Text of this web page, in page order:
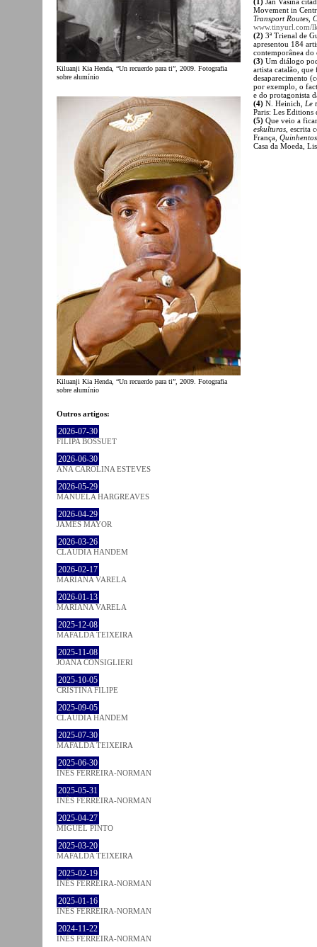
Kiluanji Kia Henda, “Un recuerdo para ti”, 2009. Fotografia
sobre alumínio
Kiluanji Kia Henda, “Un recuerdo para ti”, 2009. Fotografia
sobre alumínio
Outros artigos:
2026-07-30
FILIPA BOSSUET
2026-06-30
ANA CAROLINA ESTEVES
2026-05-29
MANUELA HARGREAVES
2026-04-29
JAMES MAYOR
2026-03-26
CLÁUDIA HANDEM
2026-02-17
MARIANA VARELA
2026-01-13
MARIANA VARELA
2025-12-08
MAFALDA TEIXEIRA
2025-11-08
JOANA CONSIGLIERI
2025-10-05
CRISTINA FILIPE
2025-09-05
CLÁUDIA HANDEM
2025-07-30
MAFALDA TEIXEIRA
2025-06-30
INÊS FERREIRA-NORMAN
2025-05-31
INÊS FERREIRA-NORMAN
2025-04-27
MIGUEL PINTO
2025-03-20
MAFALDA TEIXEIRA
2025-02-19
INÊS FERREIRA-NORMAN
2025-01-16
INÊS FERREIRA-NORMAN
2024-11-22
INÊS FERREIRA-NORMAN
Movement in
Transport Routes,
www.tinyurl.com/
(2) 3ª Trienal de
apresentou 184
contemporânea do
(3) Um diálogo
artista catalão,
desaparecimento
por exemplo, o
e do protagonista
(4) N. Heinich, Le
Paris: Les
(5) Que veio a
eskulturas , escrita
França,
Casa da Moeda,